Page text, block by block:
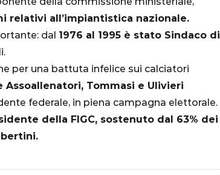
relativi all’impiantistica nazionale.
dal 1976 al 1995 è stato Sindaco di
per una battuta infelice sui calciatori
Assoallenatori, Tommasi e Ulivieri
federale, in piena campagna elettorale.
della FIGC, sostenuto dal 63% dei
Ottavi di Finale
1 Dicembre 2022